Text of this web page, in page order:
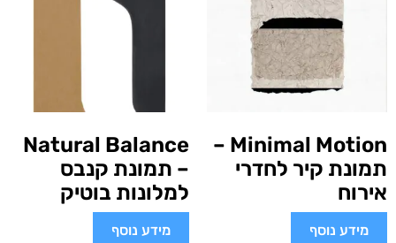
Minimal Motion –
תמונת קיר לחדרי
אירוח
מידע נוסף
Natural Balance
– תמונת קנבס
למלונות בוטיק
מידע נוסף